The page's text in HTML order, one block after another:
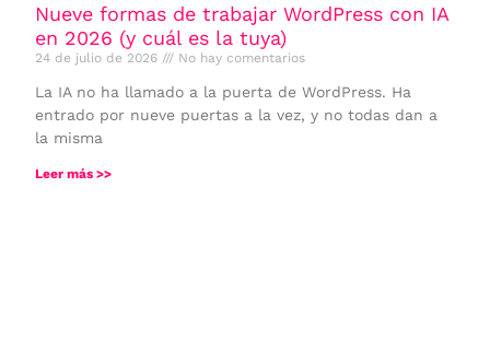
Nueve formas de trabajar WordPress con IA
en 2026 (y cuál es la tuya)
24 de julio de 2026 No hay comentarios
La IA no ha llamado a la puerta de WordPress. Ha
entrado por nueve puertas a la vez, y no todas dan a
la misma
Leer más >>